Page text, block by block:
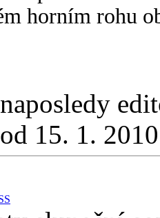
horním rohu
15. 1.